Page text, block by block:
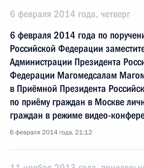
6 февраля 2014 года, четверг
6 февраля 2014 года по
Российской Федерации
Администрации Президента
Федерации Магомедсалам
в Приёмной Президента
по приёму граждан в Москве
граждан в режиме видео-
6 февраля 2014 года, 21:12